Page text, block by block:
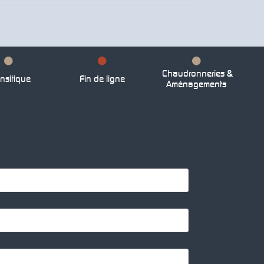
Fin de ligne
Chaudronneries &
Aménagements